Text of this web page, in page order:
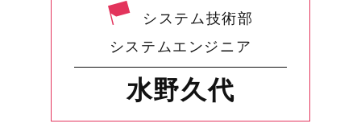
システム技術部
システムエンジニア
水野久代